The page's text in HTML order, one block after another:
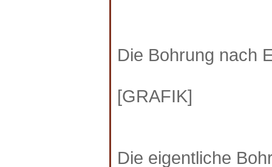
Die Bohrung nach
[GRAFIK]
Die eigentliche